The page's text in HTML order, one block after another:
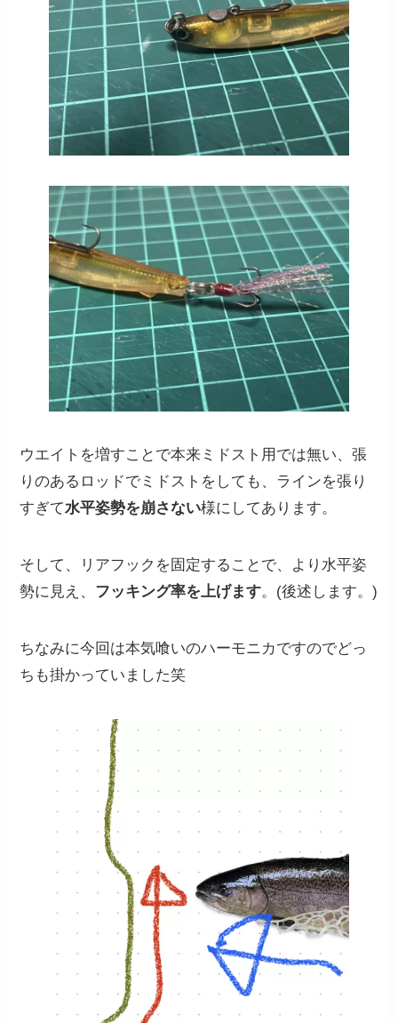
ウエイトを増すことで本来ミドスト用では無い、張
りのあるロッドでミドストをしても、ラインを張り
すぎて水平姿勢を崩さない様にしてあります。
そして、リアフックを固定することで、より水平姿
勢に見え、 フッキング率を上げます。(後述します。)
ちなみに今回は本気喰いのハーモニカですのでどっ
ちも掛かっていました笑